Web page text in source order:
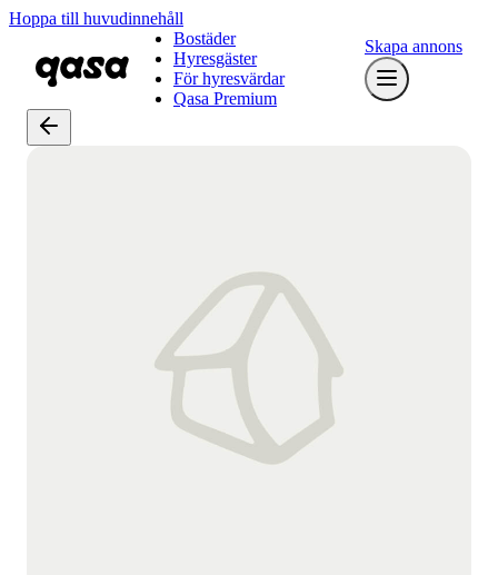
Hoppa till huvudinnehåll
Bostäder
Hyresgäster
För hyresvärdar
Qasa Premium
Skapa annons